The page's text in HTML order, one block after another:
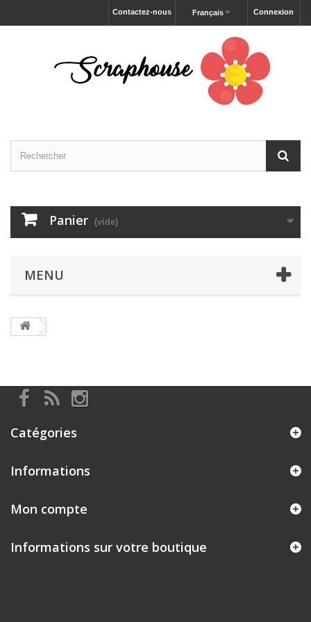
Connexion
Français
Contactez-nous
Panier (vide)
MENU
Catégories
Informations
Mon compte
Informations sur votre boutique